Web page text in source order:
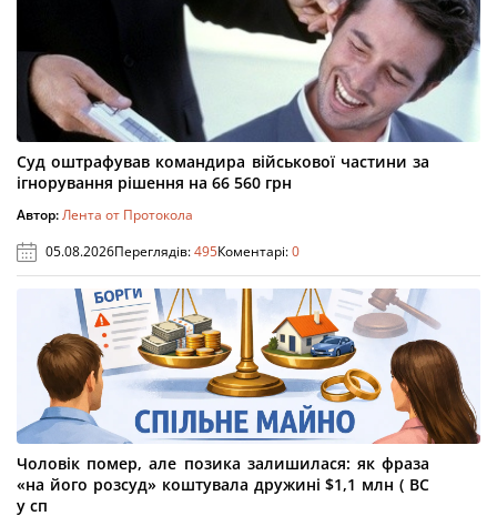
Суд оштрафував командира військової частини за
ігнорування рішення на 66 560 грн
Автор:Лента от Протокола
05.08.2026Переглядів:495Коментарі:0
Чоловік помер, але позика залишилася: як фраза
«на його розсуд» коштувала дружині $1,1 млн ( ВС
у сп